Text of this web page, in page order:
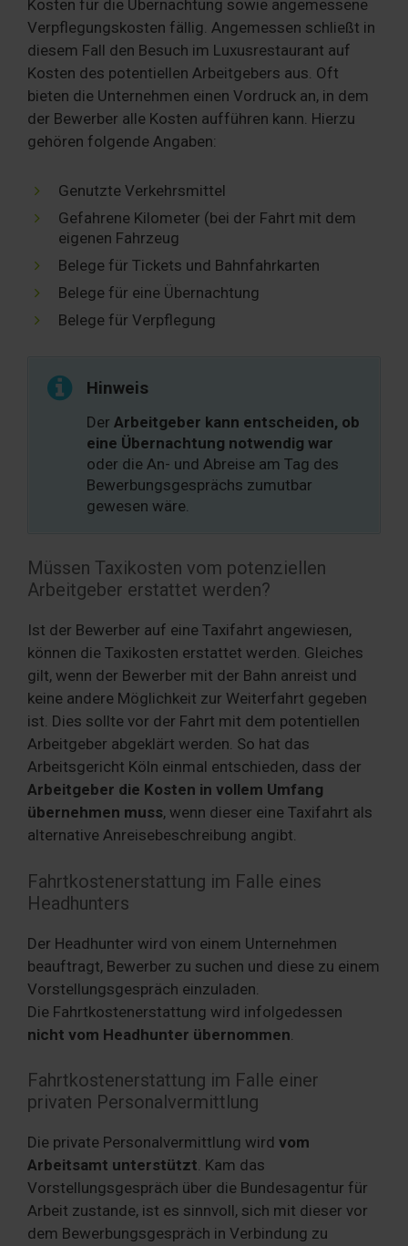
Kosten für die Übernachtung sowie angemessene
Verpflegungskosten fällig. Angemessen schließt in
diesem Fall den Besuch im Luxusrestaurant auf
Kosten des potentiellen Arbeitgebers aus. Oft
bieten die Unternehmen einen Vordruck an, in dem
der Bewerber alle Kosten aufführen kann. Hierzu
gehören folgende Angaben:
Genutzte Verkehrsmittel
Gefahrene Kilometer (bei der Fahrt mit dem
eigenen Fahrzeug
Belege für Tickets und Bahnfahrkarten
Belege für eine Übernachtung
Belege für Verpflegung
Hinweis
Der Arbeitgeber kann entscheiden, ob
eine Übernachtung notwendig war
oder die An- und Abreise am Tag des
Bewerbungsgesprächs zumutbar
gewesen wäre.
Müssen Taxikosten vom potenziellen
Arbeitgeber erstattet werden?
Ist der Bewerber auf eine Taxifahrt angewiesen,
können die Taxikosten erstattet werden. Gleiches
gilt, wenn der Bewerber mit der Bahn anreist und
keine andere Möglichkeit zur Weiterfahrt gegeben
ist. Dies sollte vor der Fahrt mit dem potentiellen
Arbeitgeber abgeklärt werden. So hat das
Arbeitsgericht Köln einmal entschieden, dass der
Arbeitgeber die Kosten in vollem Umfang
übernehmen muss, wenn dieser eine Taxifahrt als
alternative Anreisebeschreibung angibt.
Fahrtkostenerstattung im Falle eines
Headhunters
Der Headhunter wird von einem Unternehmen
beauftragt, Bewerber zu suchen und diese zu einem
Vorstellungsgespräch einzuladen.
Die Fahrtkostenerstattung wird infolgedessen
nicht vom Headhunter übernommen
Fahrtkostenerstattung im Falle einer
privaten Personalvermittlung
Die private Personalvermittlung wird vom
Arbeitsamt unterstützt. Kam das
Vorstellungsgespräch über die Bundesagentur für
Arbeit zustande, ist es sinnvoll, sich mit dieser vor
dem Bewerbungsgespräch in Verbindung zu